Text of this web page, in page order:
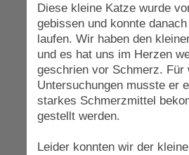
Diese kleine Katze wurde
gebissen und konnte
laufen. Wir haben den
und es hat uns im Herzen
geschrien vor Schmerz. Für
Untersuchungen musste er
starkes Schmerzmittel
gestellt werden.
Leider konnten wir der